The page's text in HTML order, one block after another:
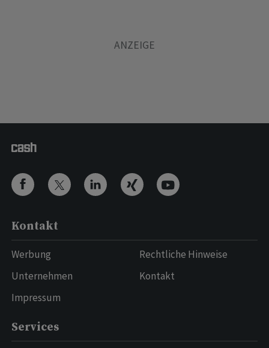
Kontakt
Werbung
Unternehmen
Impressum
Rechtliche Hinweise
Kontakt
Services